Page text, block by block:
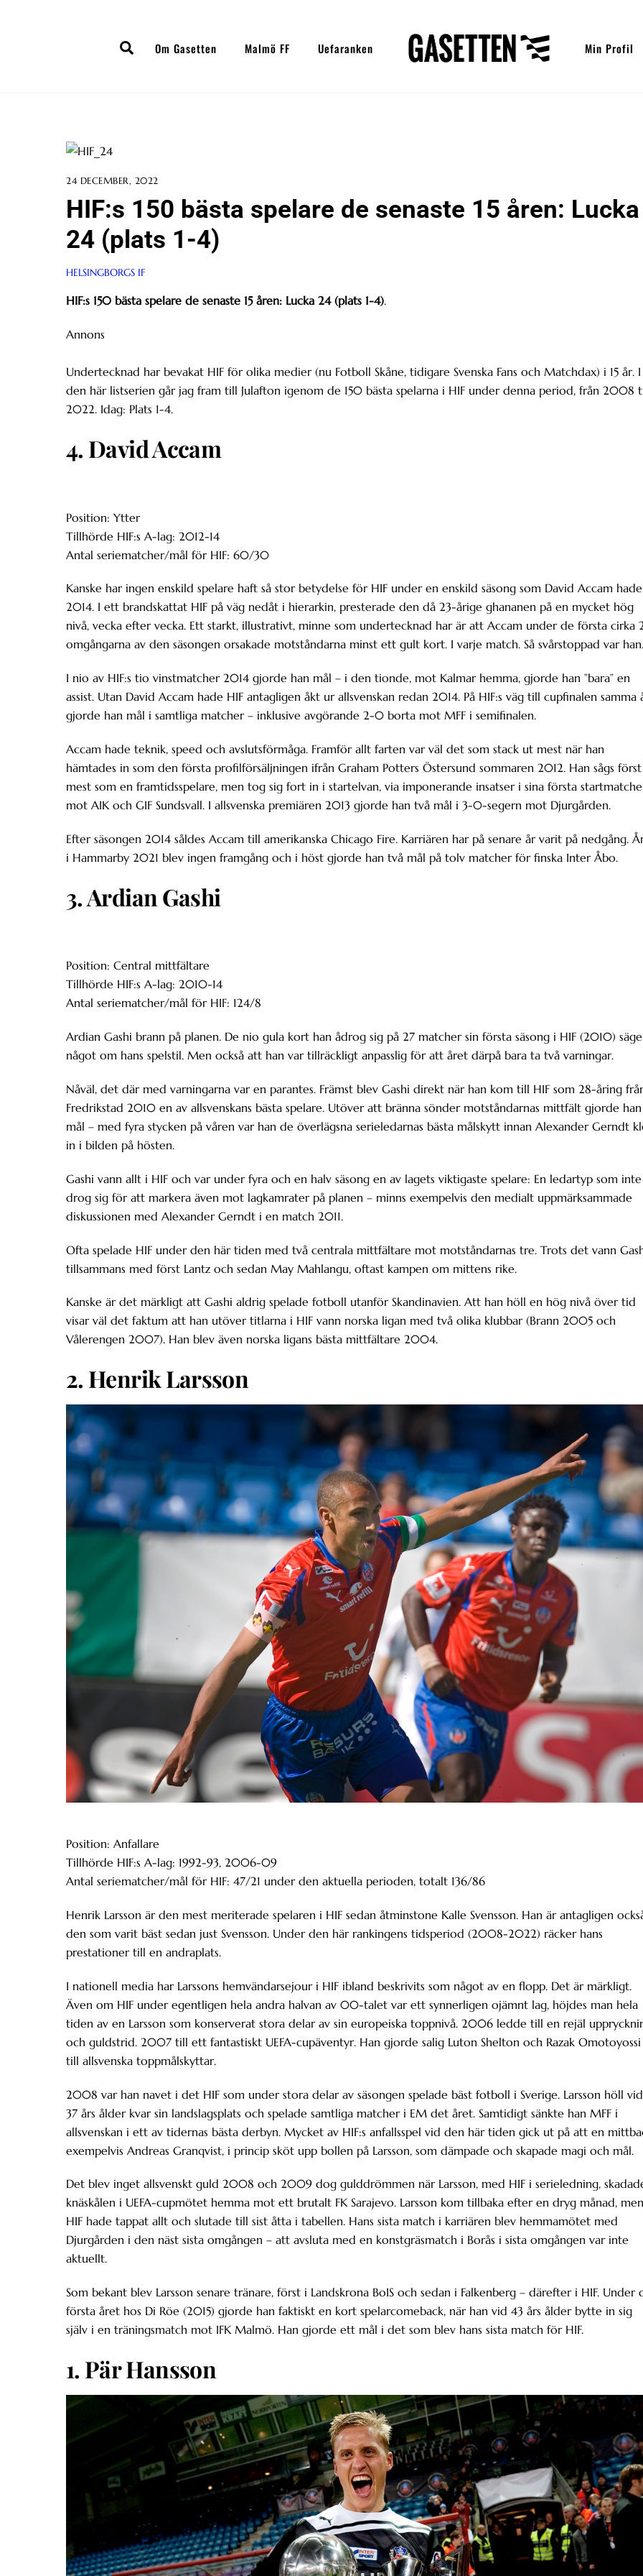
SearchOm Gasetten Malmö FF Uefaranken Min Profil
24 DECEMBER, 2022
HIF:s 150 bästa spelare de senaste 15 åren: Lucka
24 (plats 1-4)
HELSINGBORGS IF
HIF:s 150 bästa spelare de senaste 15 åren: Lucka 24 (plats 1-4).
Annons
Undertecknad har bevakat HIF för olika medier (nu Fotboll Skåne, tidigare Svenska Fans och Matchdax) i 15 år. I
den här listserien går jag fram till Julafton igenom de 150 bästa spelarna i HIF under denna period, från 2008
2022. Idag: Plats 1-4.
4. David Accam
Position: Ytter
Tillhörde HIF:s A-lag: 2012-14
Antal seriematcher/mål för HIF: 60/30
Kanske har ingen enskild spelare haft så stor betydelse för HIF under en enskild säsong som David Accam hade
2014. I ett brandskattat HIF på väg nedåt i hierarkin, presterade den då 23-årige ghananen på en mycket hög
nivå, vecka efter vecka. Ett starkt, illustrativt, minne som undertecknad har är att Accam under de första cirka
omgångarna av den säsongen orsakade motståndarna minst ett gult kort. I varje match. Så svårstoppad var han.
I nio av HIF:s tio vinstmatcher 2014 gjorde han mål – i den tionde, mot Kalmar hemma, gjorde han ”bara” en
assist. Utan David Accam hade HIF antagligen åkt ur allsvenskan redan 2014. På HIF:s väg till cupfinalen samma
gjorde han mål i samtliga matcher – inklusive avgörande 2-0 borta mot MFF i semifinalen.
Accam hade teknik, speed och avslutsförmåga. Framför allt farten var väl det som stack ut mest när han
hämtades in som den första profilförsäljningen ifrån Graham Potters Östersund sommaren 2012. Han sågs först
mest som en framtidsspelare, men tog sig fort in i startelvan, via imponerande insatser i sina första
mot AIK och GIF Sundsvall. I allsvenska premiären 2013 gjorde han två mål i 3-0-segern mot Djurgården.
Efter säsongen 2014 såldes Accam till amerikanska Chicago Fire. Karriären har på senare år varit på nedgång.
i Hammarby 2021 blev ingen framgång och i höst gjorde han två mål på tolv matcher för finska Inter Åbo.
3. Ardian Gashi
Position: Central mittfältare
Tillhörde HIF:s A-lag: 2010-14
Antal seriematcher/mål för HIF: 124/8
Ardian Gashi brann på planen. De nio gula kort han ådrog sig på 27 matcher sin första säsong i HIF (2010)
något om hans spelstil. Men också att han var tillräckligt anpasslig för att året därpå bara ta två varningar.
Nåväl, det där med varningarna var en parantes. Främst blev Gashi direkt när han kom till HIF som 28-åring
Fredrikstad 2010 en av allsvenskans bästa spelare. Utöver att bränna sönder motståndarnas mittfält gjorde han
mål – med fyra stycken på våren var han de överlägsna serieledarnas bästa målskytt innan Alexander Gerndt
in i bilden på hösten.
Gashi vann allt i HIF och var under fyra och en halv säsong en av lagets viktigaste spelare: En ledartyp som inte
drog sig för att markera även mot lagkamrater på planen – minns exempelvis den medialt uppmärksammade
diskussionen med Alexander Gerndt i en match 2011.
Ofta spelade HIF under den här tiden med två centrala mittfältare mot motståndarnas tre. Trots det vann
tillsammans med först Lantz och sedan May Mahlangu, oftast kampen om mittens rike.
Kanske är det märkligt att Gashi aldrig spelade fotboll utanför Skandinavien. Att han höll en hög nivå över tid
visar väl det faktum att han utöver titlarna i HIF vann norska ligan med två olika klubbar (Brann 2005 och
Vålerengen 2007). Han blev även norska ligans bästa mittfältare 2004.
2. Henrik Larsson
Position: Anfallare
Tillhörde HIF:s A-lag: 1992-93, 2006-09
Antal seriematcher/mål för HIF: 47/21 under den aktuella perioden, totalt 136/86
Henrik Larsson är den mest meriterade spelaren i HIF sedan åtminstone Kalle Svensson. Han är antagligen
den som varit bäst sedan just Svensson. Under den här rankingens tidsperiod (2008-2022) räcker hans
prestationer till en andraplats.
I nationell media har Larssons hemvändarsejour i HIF ibland beskrivits som något av en flopp. Det är märkligt.
Även om HIF under egentligen hela andra halvan av 00-talet var ett synnerligen ojämnt lag, höjdes man hela
tiden av en Larsson som konserverat stora delar av sin europeiska toppnivå. 2006 ledde till en rejäl
och guldstrid. 2007 till ett fantastiskt UEFA-cupäventyr. Han gjorde salig Luton Shelton och Razak Omotoyossi
till allsvenska toppmålskyttar.
2008 var han navet i det HIF som under stora delar av säsongen spelade bäst fotboll i Sverige. Larsson höll vid
37 års ålder kvar sin landslagsplats och spelade samtliga matcher i EM det året. Samtidigt sänkte han MFF i
allsvenskan i ett av tidernas bästa derbyn. Mycket av HIF:s anfallsspel vid den här tiden gick ut på att en
exempelvis Andreas Granqvist, i princip sköt upp bollen på Larsson, som dämpade och skapade magi och mål.
Det blev inget allsvenskt guld 2008 och 2009 dog gulddrömmen när Larsson, med HIF i serieledning,
knäskålen i UEFA-cupmötet hemma mot ett brutalt FK Sarajevo. Larsson kom tillbaka efter en dryg månad, men
HIF hade tappat allt och slutade till sist åtta i tabellen. Hans sista match i karriären blev hemmamötet med
Djurgården i den näst sista omgången – att avsluta med en konstgräsmatch i Borås i sista omgången var inte
aktuellt.
Som bekant blev Larsson senare tränare, först i Landskrona BoIS och sedan i Falkenberg – därefter i HIF. Under
första året hos Di Röe (2015) gjorde han faktiskt en kort spelarcomeback, när han vid 43 års ålder bytte in sig
själv i en träningsmatch mot IFK Malmö. Han gjorde ett mål i det som blev hans sista match för HIF.
1. Pär Hansson